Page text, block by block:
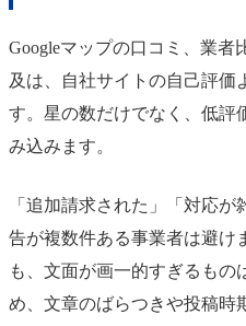
Googleマップの口コミ、業者
及は、自社サイトの自己評価
す。星の数だけでなく、低評
み込みます。
「追加請求された」「対応
告が複数件ある事業者は避け
も、文面が画一的すぎるもの
め、文章のばらつきや投稿時